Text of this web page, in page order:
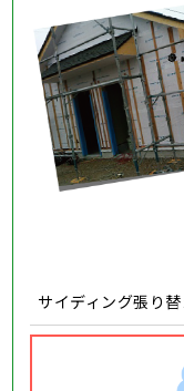
サイディング張り